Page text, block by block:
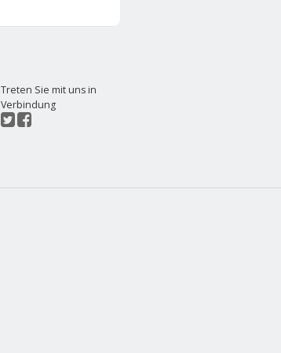
Treten Sie mit uns in
Verbindung